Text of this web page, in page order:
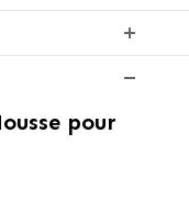
pour